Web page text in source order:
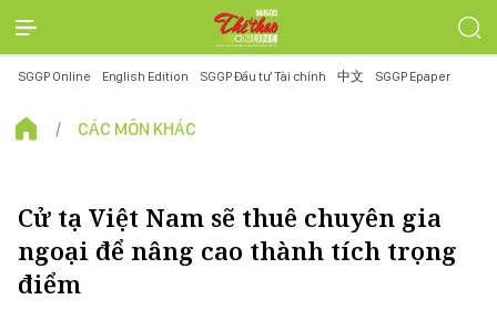
SGGP Online English Edition SGGP Đầu tư Tài chính 中文 SGGP Epaper
CÁC MÔN KHÁC
Cử tạ Việt Nam sẽ thuê chuyên gia
ngoại để nâng cao thành tích trọng
điểm